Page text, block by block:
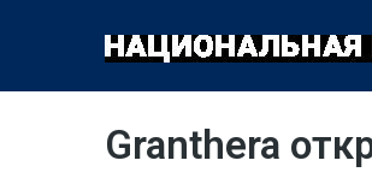
ОБЩЕСТВО ПОЛИТИКА
Granthera